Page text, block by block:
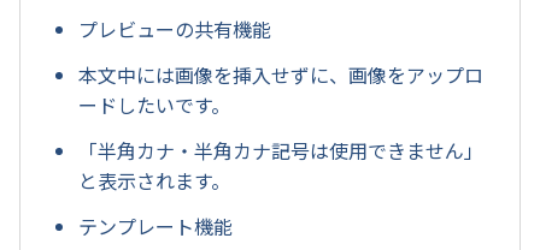
プレビューの共有機能
本文中には画像を挿入せずに、画像をアップロ
ードしたいです。
「半角カナ・半角カナ記号は使用できません」
と表示されます。
テンプレート機能